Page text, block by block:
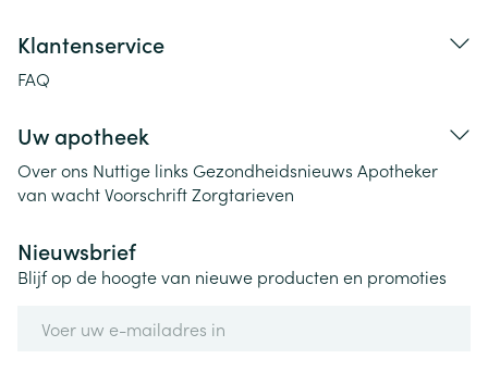
Klantenservice
FAQ
Uw apotheek
Over ons Nuttige links Gezondheidsnieuws Apotheker
van wachtVoorschriftZorgtarieven
Nieuwsbrief
Blijf op de hoogte van nieuwe producten en promoties